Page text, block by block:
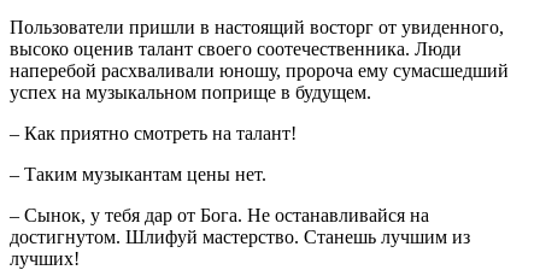
Пользователи пришли в настоящий восторг от увиденного,
высоко оценив талант своего соотечественника. Люди
наперебой расхваливали юношу, пророча ему сумасшедший
успех на музыкальном поприще в будущем.
– Как приятно смотреть на талант!
– Таким музыкантам цены нет.
– Сынок, у тебя дар от Бога. Не останавливайся на
достигнутом. Шлифуй мастерство. Станешь лучшим из
лучших!